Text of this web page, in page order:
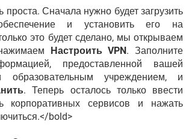
проста. Сначала нужно будет загрузить
и установить его на
это будет сделано, мы открываем
Настроить VPN. Заполните
предоставленной вашей
образовательным учреждением, и
. Теперь осталось только ввести
корпоративных сервисов и нажать
bold>